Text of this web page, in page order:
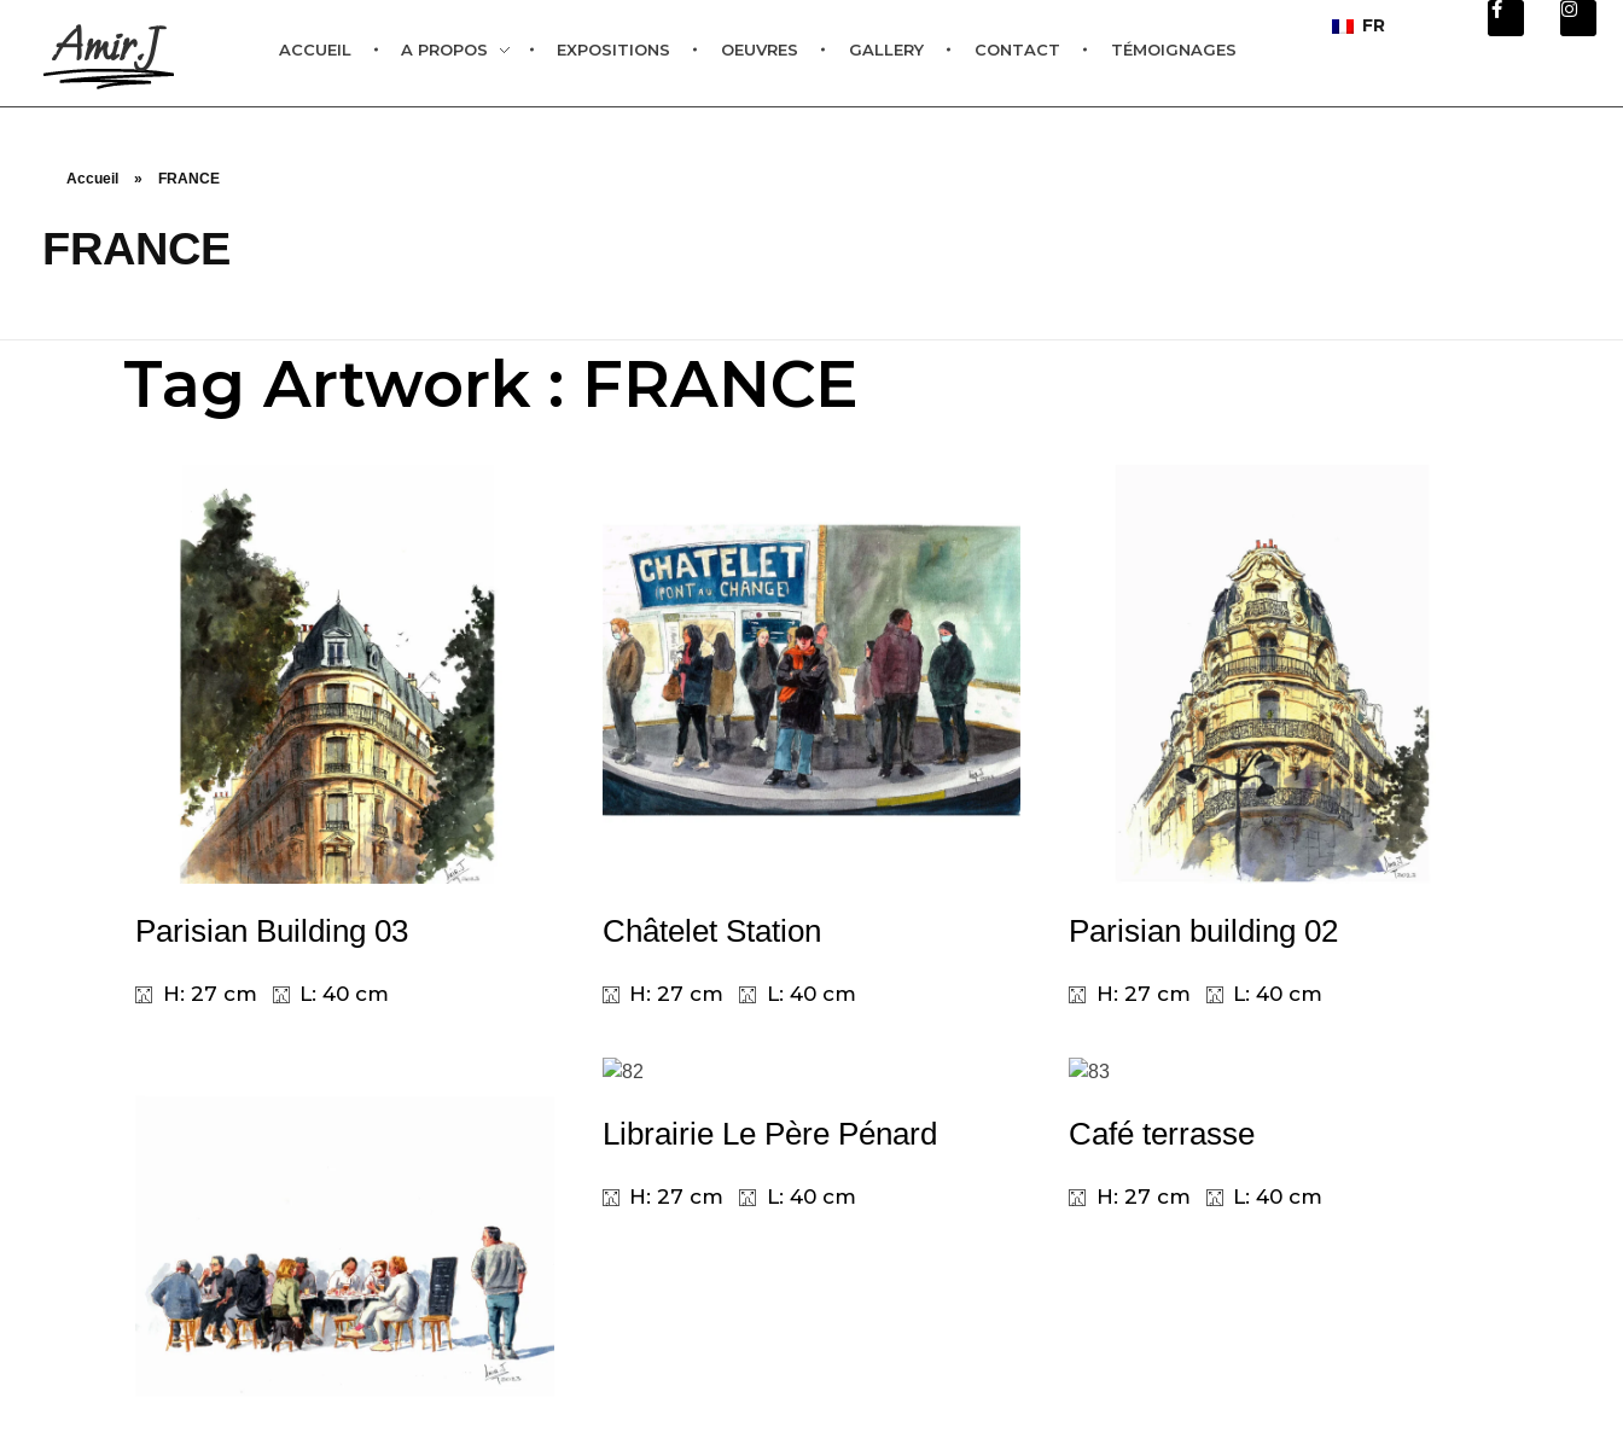
Amir.J ACCUEIL A PROPOS EXPOSITIONS OEUVRES GALLERY CONTACT TÉMOIGNAGES
FR
Accueil » FRANCE
FRANCE
Tag Artwork : FRANCE
Parisian Building 03
H: 27 cm L: 40 cm
Châtelet Station
H: 27 cm L: 40 cm
Parisian building 02
H: 27 cm L: 40 cm
Librairie Le Père Pénard
H: 27 cm L: 40 cm
Café terrasse
H: 27 cm L: 40 cm